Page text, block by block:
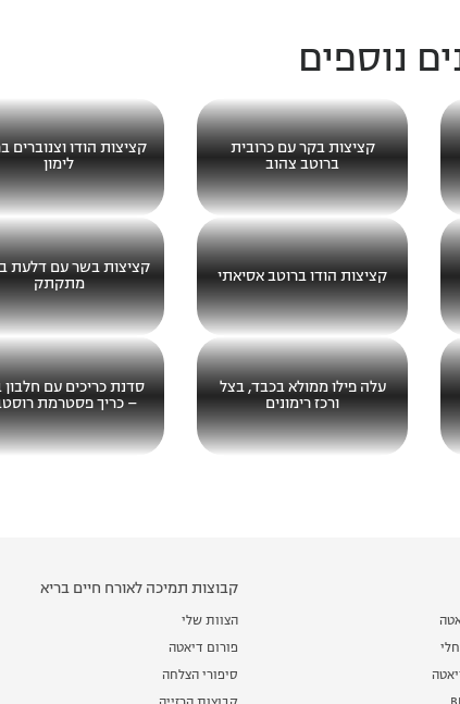
נוספים
קציצות בקר עם כרובית
ברוטב צהוב
קציצות הודו וצנוברים
לימון
קציצות הודו ברוטב אסיאתי
קציצות בשר עם דלעת
מתקתק
עלה פילו ממולא בכבד, בצל
ורכז רימונים
סדנת כריכים עם
– כריך פסטרמת
קבוצות תמיכה לאורח חיים בריא
הצוות שלי
פורום דיאטה
סיפורי הצלחה